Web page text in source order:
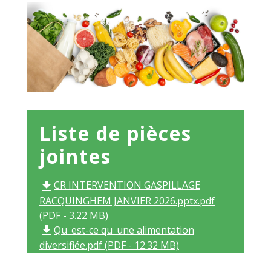
Liste de pièces
jointes
file_download CR INTERVENTION GASPILLAGE
RACQUINGHEM JANVIER 2026.pptx.pdf
(PDF - 3.22 MB)
file_download Qu_est-ce qu_une alimentation
diversifiée.pdf (PDF - 12.32 MB)